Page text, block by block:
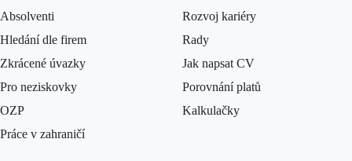
Absolventi
Hledání dle firem
Zkrácené úvazky
Pro neziskovky
OZP
Práce v zahraničí
Rozvoj kariéry
Rady
Jak napsat CV
Porovnání platů
Kalkulačky